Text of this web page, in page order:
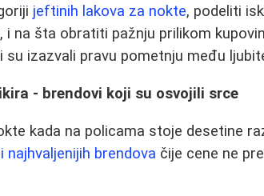
jeftinih lakova za nokte, podeliti
na šta obratiti pažnju prilikom
izazvali pravu pometnju među
- brendovi koji su osvojili srce
kada na policama stoje desetine
brendova čije cene ne